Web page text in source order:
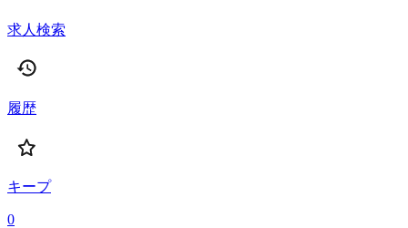
求人検索
履歴
キープ
0